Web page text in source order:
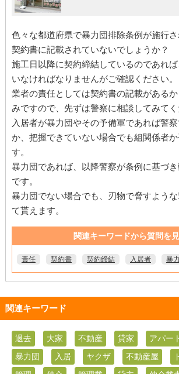
色々な都道府県で暴力団排除条例が施行さ
契約書に記載されていないでしょうか？
施工日以降に契約締結しているのであれ
いなければなりませんがご確認ください。
業者の責任としては契約書の記載がある
みですので、先ずは警察に相談してみてく
入居者が暴力団やその予備軍であれば警
か、把握できていない場合でも組関係者
す。
暴力団であれば、以降警察が条例に基づ
です。
暴力団でない場合でも、刃物で脅すよう
て貰えます。
関連キーワードから質問を
責任 契約書 契約締結 入居者 暴
関連キーワード
退去 大家 不動産 貸家 アパー
暴力団
入居 ヤクザ 不動産屋